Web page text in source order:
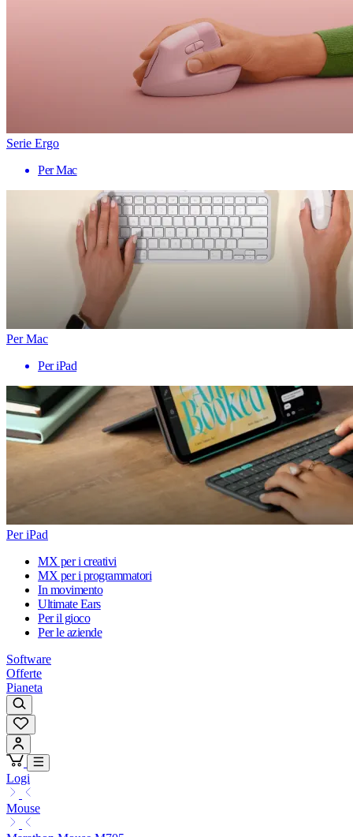
Serie Ergo
Per Mac
Per Mac
Per iPad
Per iPad
MX per i creativi
MX per i programmatori
In movimento
Ultimate Ears
Per il gioco
Per le aziende
Software
Offerte
Pianeta
Logi
Mouse